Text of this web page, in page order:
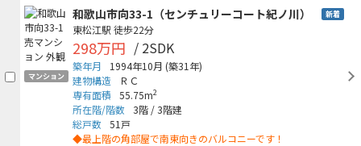
マンション
和歌山市向33-1（センチュリーコート紀ノ川） 新着
東松江駅 徒歩22分
298万円 / 2SDK
築年月 1994年10月 (築31年)
建物構造
ＲＣ
専有面積
55.75m2
所在階/階数 3階 /3階建
総戸数 51戸
◆最上階の角部屋で南東向きのバルコニーです！